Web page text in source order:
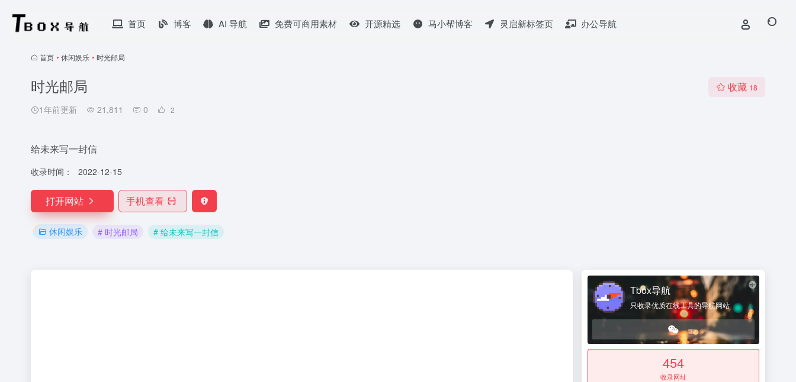
首页 博客 AI 导航 免费可商用素材 开源精选 马小帮博客 灵启新标签页 办公导航
首页 • 休闲娱乐 • 时光邮局
时光邮局
1年前更新 21,811 0 2
收藏 18
给未来写一封信
收录时间： 2022-12-15
打开网站 手机查看
休闲娱乐 # 时光邮局 # 给未来写一封信
Tbox导航
只收录优质在线工具的导航网站
454
收录网址